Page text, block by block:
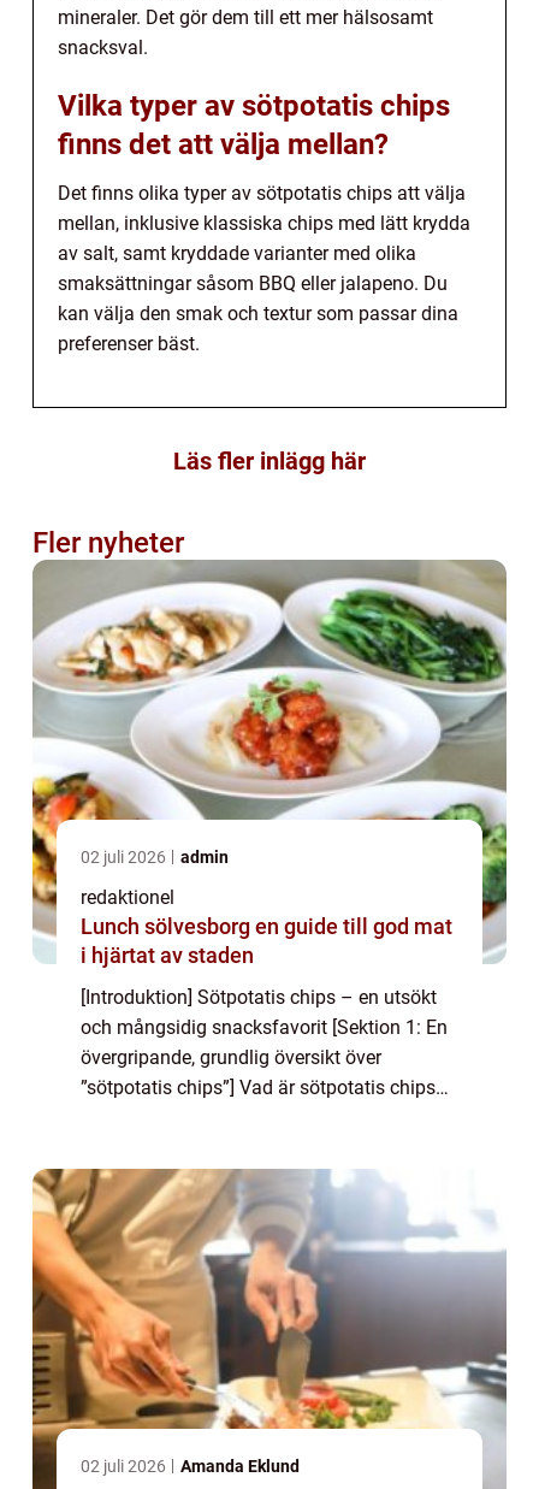
mineraler. Det gör dem till ett mer hälsosamt
snacksval.
Vilka typer av sötpotatis chips
finns det att välja mellan?
Det finns olika typer av sötpotatis chips att välja
mellan, inklusive klassiska chips med lätt krydda
av salt, samt kryddade varianter med olika
smaksättningar såsom BBQ eller jalapeno. Du
kan välja den smak och textur som passar dina
preferenser bäst.
Läs fler inlägg här
Fler nyheter
02 juli 2026 admin
redaktionel
Lunch sölvesborg en guide till god mat
i hjärtat av staden
[Introduktion] Sötpotatis chips – en utsökt
och mångsidig snacksfavorit [Sektion 1: En
övergripande, grundlig översikt över
”sötpotatis chips”] Vad är sötpotatis chips
02 juli 2026 Amanda Eklund